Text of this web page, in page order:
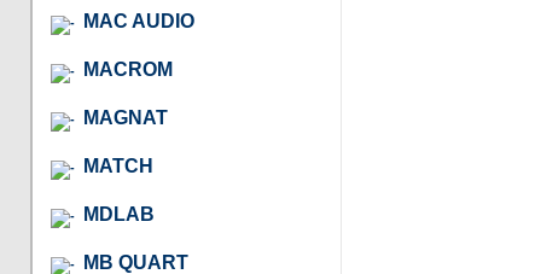
MAC AUDIO
MACROM
MAGNAT
MATCH
MDLAB
MB QUART